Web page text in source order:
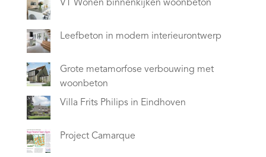
VT Wonen binnenkijken woonbeton
Leefbeton in modern interieurontwerp
Grote metamorfose verbouwing met
woonbeton
Villa Frits Philips in Eindhoven
Project Camarque